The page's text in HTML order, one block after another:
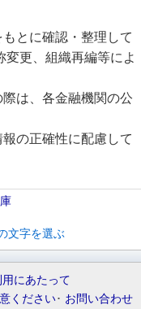
とに確認・整理して
変更、組織再編等によ
は、各金融機関の公
の正確性に配慮して
文字を選ぶ
用にあたって
ください
お問い合わせ